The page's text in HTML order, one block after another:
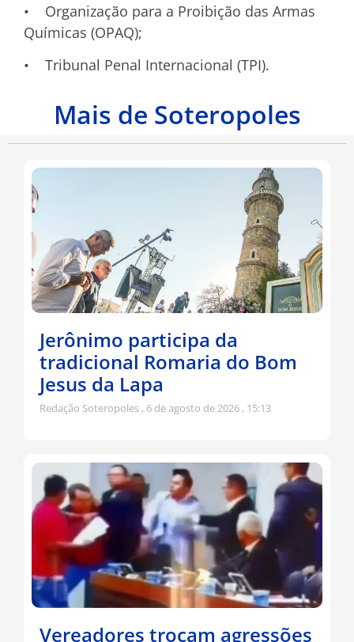
• Organização para a Proibição das Armas
Químicas (OPAQ);
• Tribunal Penal Internacional (TPI).
Mais de Soteropoles
Jerônimo participa da
tradicional Romaria do Bom
Jesus da Lapa
Redação Soteropoles 6 de agosto de 2026 15:13
Vereadores trocam agressões